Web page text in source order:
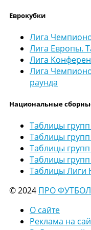
Еврокубки
Лига
Лига Европы.
Лига
Лига
раунда
Национальные
Таблицы
Таблицы
Таблицы
Таблицы
Таблицы Лиги
© 2024 ПРО ФУТБОЛ
О сайте
Реклама на